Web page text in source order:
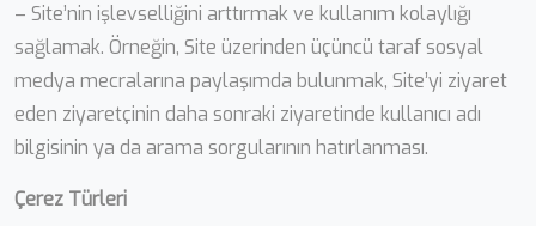
– Site’nin işlevselliğini arttırmak ve kullanım kolaylığı
sağlamak. Örneğin, Site üzerinden üçüncü taraf sosyal
medya mecralarına paylaşımda bulunmak, Site’yi ziyaret
eden ziyaretçinin daha sonraki ziyaretinde kullanıcı adı
bilgisinin ya da arama sorgularının hatırlanması.
Çerez Türleri